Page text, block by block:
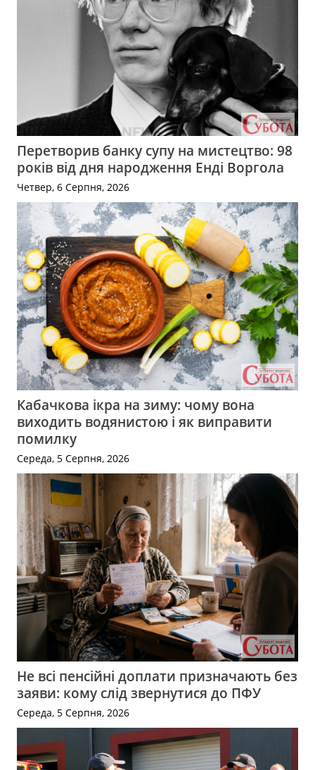
Перетворив банку супу на мистецтво: 98
років від дня народження Енді Воргола
Четвер, 6 Серпня, 2026
Кабачкова ікра на зиму: чому вона
виходить водянистою і як виправити
помилку
Середа, 5 Серпня, 2026
Не всі пенсійні доплати призначають без
заяви: кому слід звернутися до ПФУ
Середа, 5 Серпня, 2026